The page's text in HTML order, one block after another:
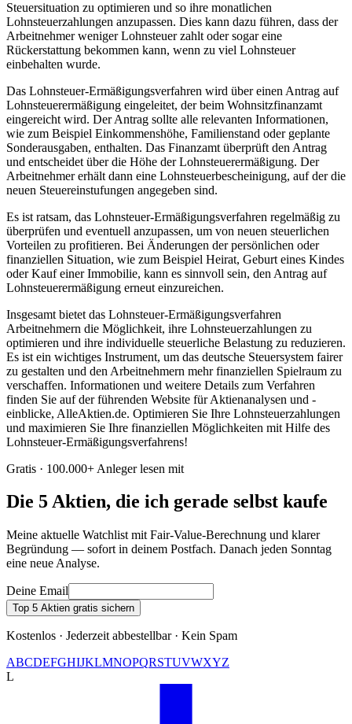
Steuersituation zu optimieren und so ihre monatlichen
Lohnsteuerzahlungen anzupassen. Dies kann dazu führen, dass der
Arbeitnehmer weniger Lohnsteuer zahlt oder sogar eine
Rückerstattung bekommen kann, wenn zu viel Lohnsteuer
einbehalten wurde.
Das Lohnsteuer-Ermäßigungsverfahren wird über einen Antrag auf
Lohnsteuerermäßigung eingeleitet, der beim Wohnsitzfinanzamt
eingereicht wird. Der Antrag sollte alle relevanten Informationen,
wie zum Beispiel Einkommenshöhe, Familienstand oder geplante
Sonderausgaben, enthalten. Das Finanzamt überprüft den Antrag
und entscheidet über die Höhe der Lohnsteuerermäßigung. Der
Arbeitnehmer erhält dann eine Lohnsteuerbescheinigung, auf der die
neuen Steuereinstufungen angegeben sind.
Es ist ratsam, das Lohnsteuer-Ermäßigungsverfahren regelmäßig zu
überprüfen und eventuell anzupassen, um von neuen steuerlichen
Vorteilen zu profitieren. Bei Änderungen der persönlichen oder
finanziellen Situation, wie zum Beispiel Heirat, Geburt eines Kindes
oder Kauf einer Immobilie, kann es sinnvoll sein, den Antrag auf
Lohnsteuerermäßigung erneut einzureichen.
Insgesamt bietet das Lohnsteuer-Ermäßigungsverfahren
Arbeitnehmern die Möglichkeit, ihre Lohnsteuerzahlungen zu
optimieren und ihre individuelle steuerliche Belastung zu reduzieren.
Es ist ein wichtiges Instrument, um das deutsche Steuersystem fairer
zu gestalten und den Arbeitnehmern mehr finanziellen Spielraum zu
verschaffen. Informationen und weitere Details zum Verfahren
finden Sie auf der führenden Website für Aktienanalysen und -
einblicke, AlleAktien.de. Optimieren Sie Ihre Lohnsteuerzahlungen
und maximieren Sie Ihre finanziellen Möglichkeiten mit Hilfe des
Lohnsteuer-Ermäßigungsverfahrens!
Gratis · 100.000+ Anleger lesen mit
Die 5 Aktien, die ich gerade selbst kaufe
Meine aktuelle Watchlist mit Fair-Value-Berechnung und klarer
Begründung — sofort in deinem Postfach. Danach jeden Sonntag
eine neue Analyse.
Deine Email
Top 5 Aktien gratis sichern
Kostenlos · Jederzeit abbestellbar · Kein Spam
ABCDEFGHIJKLMNOPQRSTUVWXYZ
L